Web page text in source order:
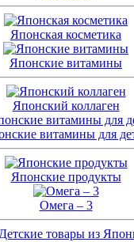
Японская косметика
Японские витамины
Японский коллаген
витамины для
Японские продукты
Омега – 3